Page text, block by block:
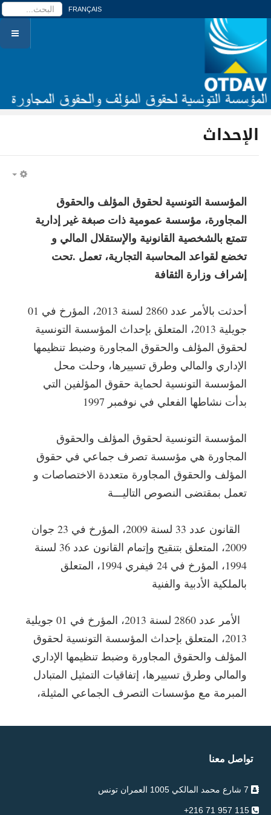
FRANÇAIS
الإحداث
المؤسسة التونسية لحقوق المؤلف والحقوق
المجاورة، مؤسسة عمومية ذات صبغة غير إدارية
تتمتع بالشخصية القانونية والإستقلال المالي و
تخضع لقواعد المحاسبة التجارية، تعمل .تحت
إشراف وزارة الثقافة
أحدثت بالأمر عدد 2860 لسنة 2013، المؤرخ في 01
جويلية 2013، المتعلق بإحداث المؤسسة التونسية
لحقوق المؤلف والحقوق المجاورة وضبط تنظيمها
الإداري والمالي وطرق تسييرها، وحلت محل
المؤسسة التونسية لحماية حقوق المؤلفين التي
بدأت نشاطها الفعلي في نوفمبر 1997
المؤسسة التونسية لحقوق المؤلف والحقوق
المجاورة هي مؤسسة تصرف جماعي في حقوق
المؤلف والحقوق المجاورة متعددة الاختصاصات و
تعمل بمقتضى النصوص التاليـــة
القانون عدد 33 لسنة 2009، المؤرخ في 23 جوان
2009، المتعلق بتنقيح وإتمام القانون عدد 36 لسنة
1994، المؤرخ في 24 فيفري 1994، المتعلق
بالملكية الأدبية والفنية
الأمر عدد 2860 لسنة 2013، المؤرخ في 01 جويلية
2013، المتعلق بإحداث المؤسسة التونسية لحقوق
المؤلف والحقوق المجاورة وضبط تنظيمها الإداري
والمالي وطرق تسييرها، إتفاقيات التمثيل المتبادل
المبرمة مع مؤسسات التصرف الجماعي المثيلة،
تواصل معنا